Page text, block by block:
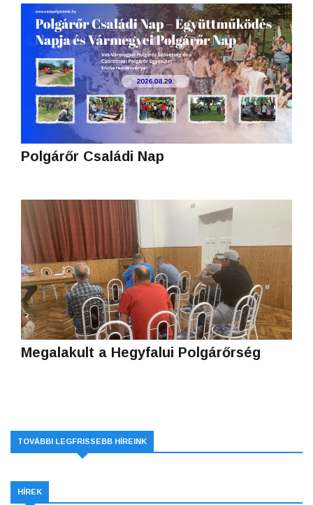
Polgárőr Családi Nap
Megalakult a Hegyfalui Polgárőrség
TOVÁBBI LEGFRISSEBB HÍREINK
HÍREK